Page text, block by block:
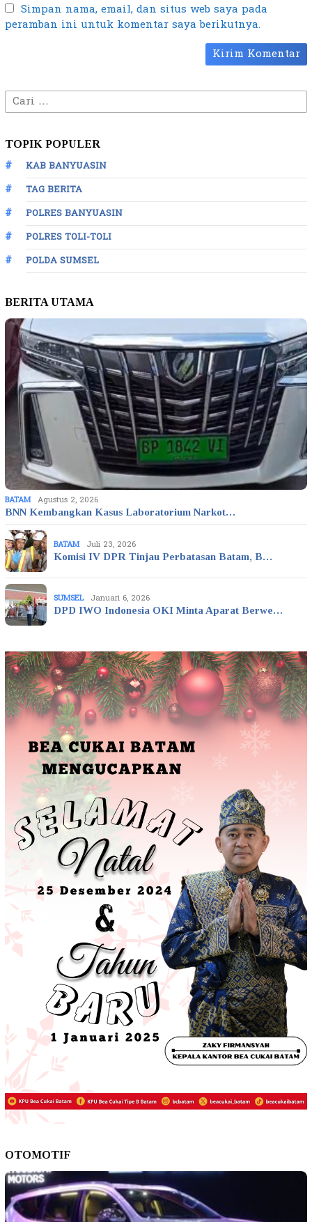
Simpan nama, email, dan situs web saya pada
peramban ini untuk komentar saya berikutnya.
Cari
untuk:
TOPIK POPULER
KAB BANYUASIN
TAG BERITA
POLRES BANYUASIN
POLRES TOLI-TOLI
POLDA SUMSEL
BERITA UTAMA
BATAM Agustus 2, 2026
BNN Kembangkan Kasus Laboratorium Narkot…
BATAM Juli 23, 2026
Komisi IV DPR Tinjau Perbatasan Batam, B…
SUMSEL Januari 6, 2026
DPD IWO Indonesia OKI Minta Aparat Berwe…
OTOMOTIF